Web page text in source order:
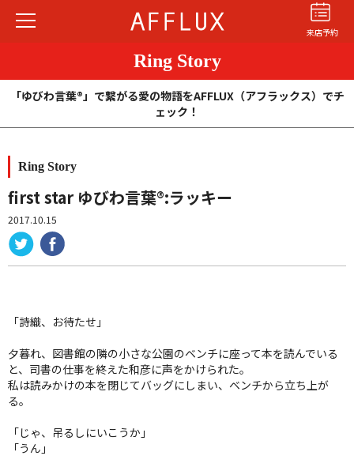
来店予約
商品カテゴリ
ショップ
無限大のオーダーメイド
ゆびわ言葉®
クオリティ
AFFLUXダイヤモンド
お役立ち記事
Ring Story
「ゆびわ言葉®」で繋がる愛の物語をAFFLUX（アフラックス）でチ
ェック！
Ring Story
first star ゆびわ言葉®:ラッキー
2017.10.15
「詩織、お待たせ」
夕暮れ、図書館の隣の小さな公園のベンチに座って本を読んでいる
と、司書の仕事を終えた和彦に声をかけられた。
私は読みかけの本を閉じてバッグにしまい、ベンチから立ち上が
る。
「じゃ、吊るしにいこうか」
「うん」